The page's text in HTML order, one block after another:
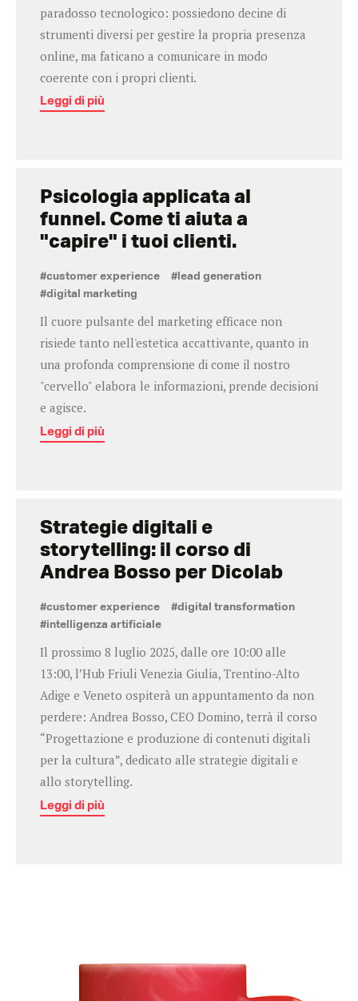
paradosso tecnologico: possiedono decine di
strumenti diversi per gestire la propria presenza
online, ma faticano a comunicare in modo
coerente con i propri clienti.
Leggi di più
Psicologia applicata al
funnel. Come ti aiuta a
"capire" i tuoi clienti.
#customer experience #lead generation
#digital marketing
Il cuore pulsante del marketing efficace non
risiede tanto nell'estetica accattivante, quanto in
una profonda comprensione di come il nostro
"cervello" elabora le informazioni, prende decisioni
e agisce.
Leggi di più
Strategie digitali e
storytelling: il corso di
Andrea Bosso per Dicolab
#customer experience #digital transformation
#intelligenza artificiale
Il prossimo 8 luglio 2025, dalle ore 10:00 alle
13:00, l’Hub Friuli Venezia Giulia, Trentino-Alto
Adige e Veneto ospiterà un appuntamento da non
perdere: Andrea Bosso, CEO Domino, terrà il corso
“Progettazione e produzione di contenuti digitali
per la cultura”, dedicato alle strategie digitali e
allo storytelling.
Leggi di più